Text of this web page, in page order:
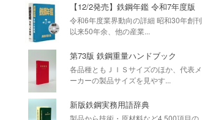
【12/2発売】鉄鋼年鑑 令和7年度版
令和6年度業界動向の詳細 昭和30年創刊
以来50年余、他の産業...
第73版 鉄鋼重量ハンドブック
各品種ともＪＩＳサイズのほか、代表メ
ーカーの製品サイズを見やす...
新版鉄鋼実務用語辞典
製品から技術・原材料など4,500項目の